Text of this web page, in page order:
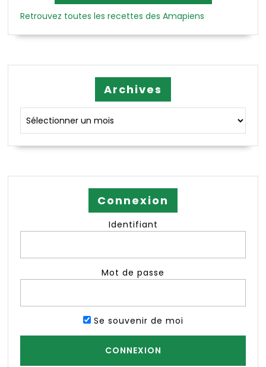
Retrouvez toutes les recettes des Amapiens
Archives
Connexion
Identifiant
Mot de passe
Se souvenir de moi